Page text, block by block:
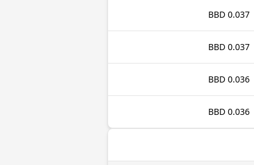
0.037 BBD
0.037 BBD
0.036 BBD
0.036 BBD